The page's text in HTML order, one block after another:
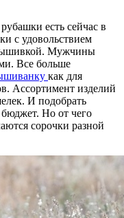
есть сейчас в
с удовольствием
Мужчины
Все больше
как для
Ассортимент изделий
И подобрать
Но от чего
сорочки разной